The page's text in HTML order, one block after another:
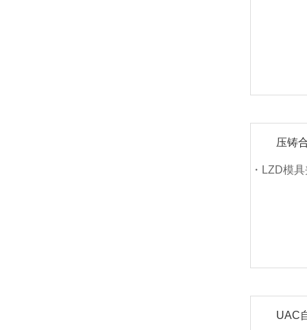
压铸
・LZD模
UAC